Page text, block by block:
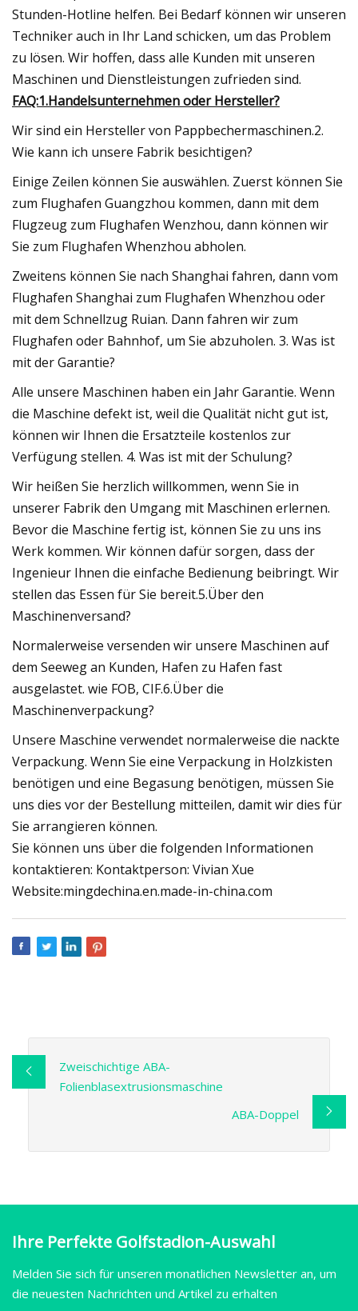
Stunden-Hotline helfen. Bei Bedarf können wir unseren
Techniker auch in Ihr Land schicken, um das Problem
zu lösen. Wir hoffen, dass alle Kunden mit unseren
Maschinen und Dienstleistungen zufrieden sind.
FAQ:1.Handelsunternehmen oder Hersteller?
Wir sind ein Hersteller von Pappbechermaschinen.2.
Wie kann ich unsere Fabrik besichtigen?
Einige Zeilen können Sie auswählen. Zuerst können Sie
zum Flughafen Guangzhou kommen, dann mit dem
Flugzeug zum Flughafen Wenzhou, dann können wir
Sie zum Flughafen Whenzhou abholen.
Zweitens können Sie nach Shanghai fahren, dann vom
Flughafen Shanghai zum Flughafen Whenzhou oder
mit dem Schnellzug Ruian. Dann fahren wir zum
Flughafen oder Bahnhof, um Sie abzuholen. 3. Was ist
mit der Garantie?
Alle unsere Maschinen haben ein Jahr Garantie. Wenn
die Maschine defekt ist, weil die Qualität nicht gut ist,
können wir Ihnen die Ersatzteile kostenlos zur
Verfügung stellen. 4. Was ist mit der Schulung?
Wir heißen Sie herzlich willkommen, wenn Sie in
unserer Fabrik den Umgang mit Maschinen erlernen.
Bevor die Maschine fertig ist, können Sie zu uns ins
Werk kommen. Wir können dafür sorgen, dass der
Ingenieur Ihnen die einfache Bedienung beibringt. Wir
stellen das Essen für Sie bereit.5.Über den
Maschinenversand?
Normalerweise versenden wir unsere Maschinen auf
dem Seeweg an Kunden, Hafen zu Hafen fast
ausgelastet. wie FOB, CIF.6.Über die
Maschinenverpackung?
Unsere Maschine verwendet normalerweise die nackte
Verpackung. Wenn Sie eine Verpackung in Holzkisten
benötigen und eine Begasung benötigen, müssen Sie
uns dies vor der Bestellung mitteilen, damit wir dies für
Sie arrangieren können.
Sie können uns über die folgenden Informationen
kontaktieren: Kontaktperson: Vivian Xue
Website:mingdechina.en.made-in-china.com
Zweischichtige ABA-
Folienblasextrusionsmaschine
ABA-Doppel
Ihre Perfekte Golfstadion-Auswahl
Melden Sie sich für unseren monatlichen Newsletter an, um
die neuesten Nachrichten und Artikel zu erhalten